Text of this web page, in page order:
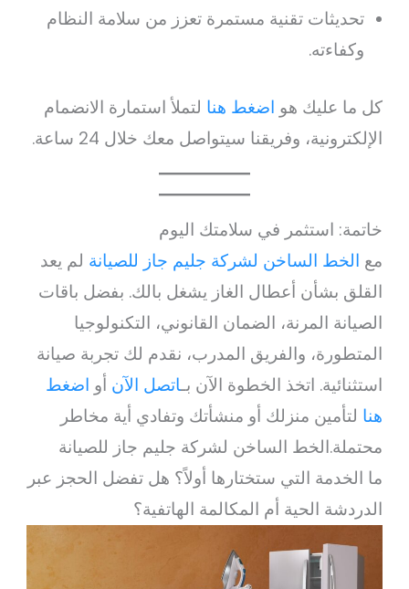
تحديثات تقنية مستمرة تعزز من سلامة النظام
وكفاءته.
كل ما عليك هو اضغط هنا لتملأ استمارة الانضمام
الإلكترونية، وفريقنا سيتواصل معك خلال 24 ساعة.
خاتمة: استثمر في سلامتك اليوم
مع الخط الساخن لشركة جليم جاز للصيانة لم يعد
القلق بشأن أعطال الغاز يشغل بالك. بفضل باقات
الصيانة المرنة، الضمان القانوني، التكنولوجيا
المتطورة، والفريق المدرب، نقدم لك تجربة صيانة
استثنائية. اتخذ الخطوة الآن بـاتصل الآن أو اضغط
هنا لتأمين منزلك أو منشأتك وتفادي أية مخاطر
محتملة.الخط الساخن لشركة جليم جاز للصيانة
ما الخدمة التي ستختارها أولاً؟ هل تفضل الحجز عبر
الدردشة الحية أم المكالمة الهاتفية؟